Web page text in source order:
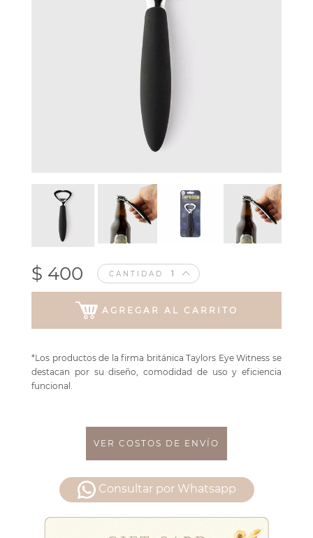
$ 400 CANTIDAD
AGREGAR AL CARRITO
*Los productos de la firma británica Taylors Eye Witness se
destacan por su diseño, comodidad de uso y eficiencia
funcional.
VER COSTOS DE ENVÍO
Consultar por Whatsapp